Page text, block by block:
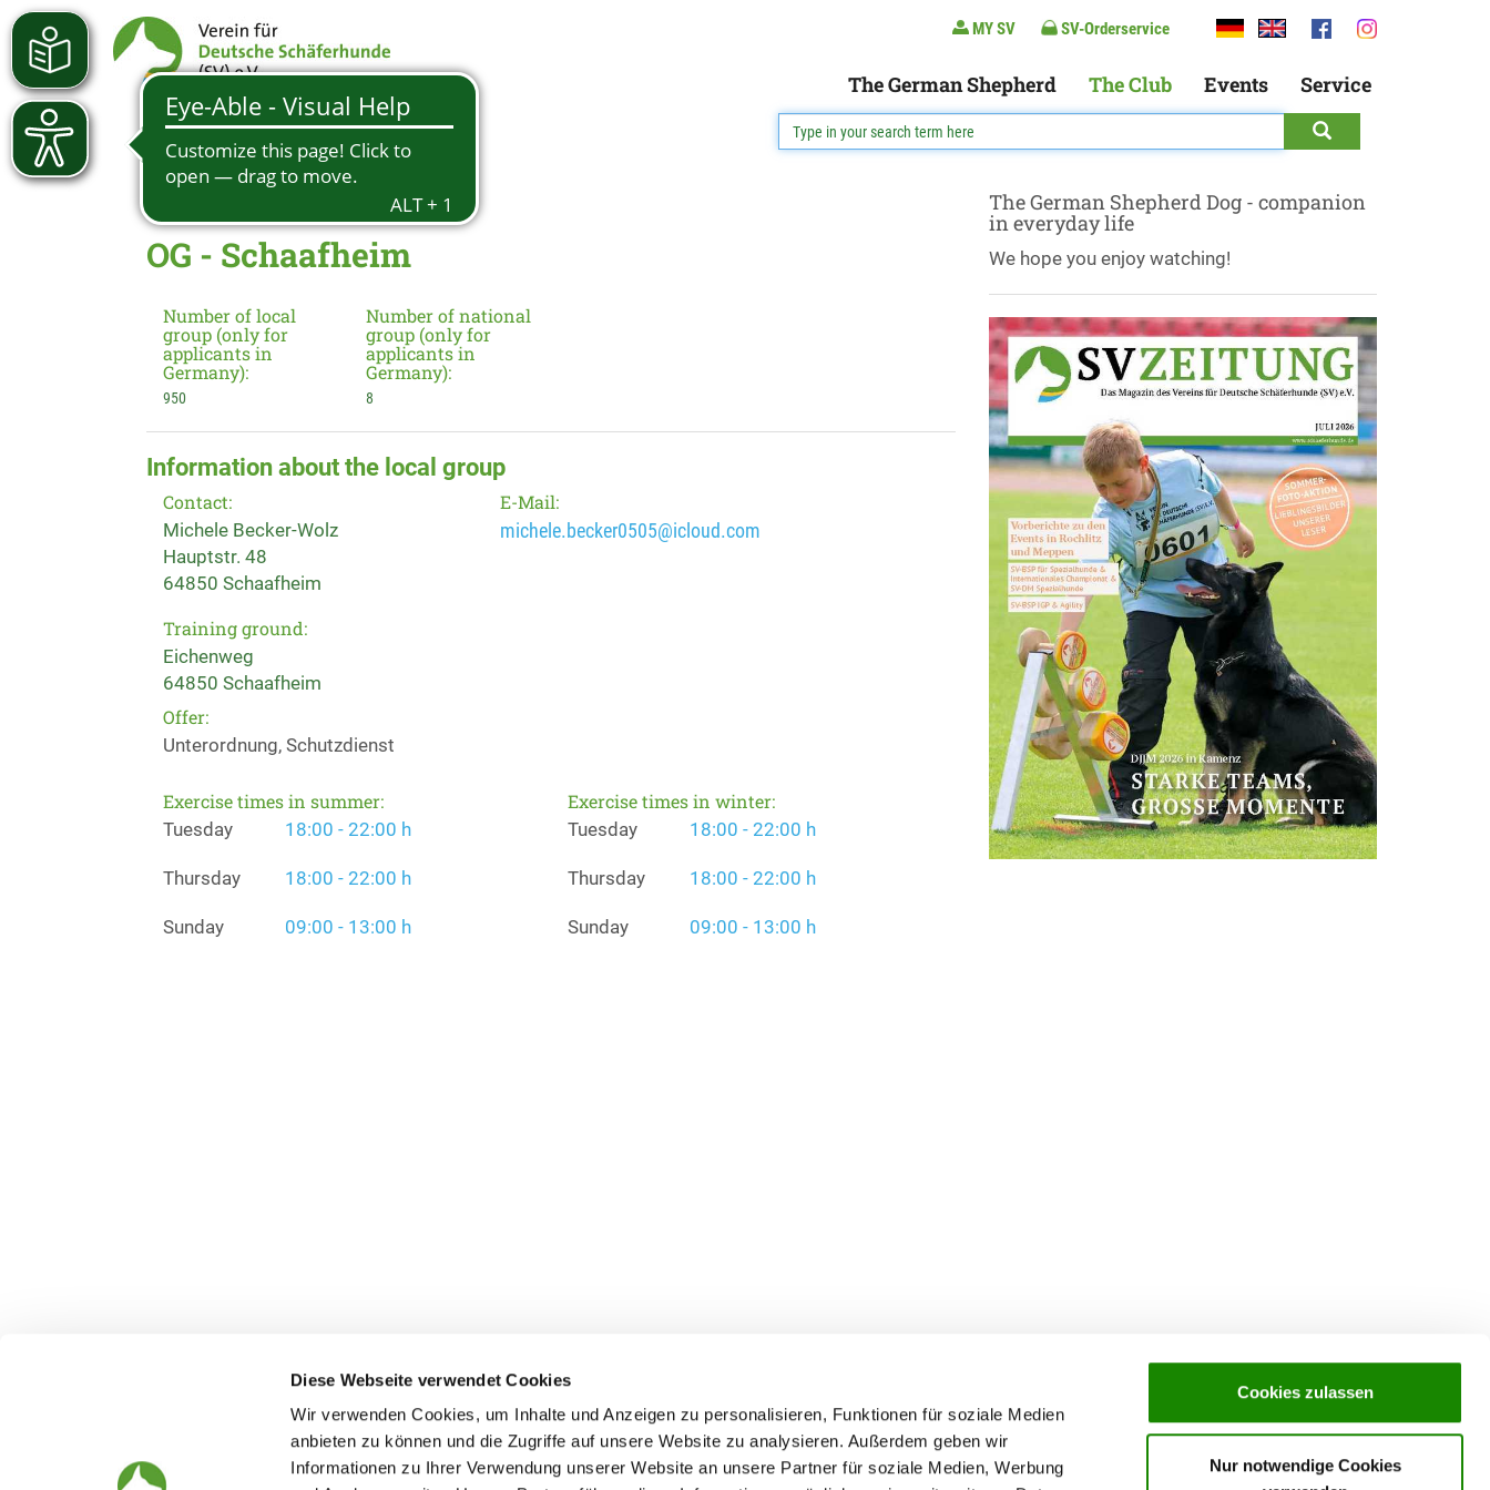
Diese Webseite verwendet Cookies
Wir verwenden Cookies, um Inhalte und Anzeigen zu personalisieren, Funktionen für soziale Medien
anbieten zu können und die Zugriffe auf unsere Website zu analysieren. Außerdem geben wir
Informationen zu Ihrer Verwendung unserer Website an unsere Partner für soziale Medien, Werbung
Cookies zulassen
Nur notwendige Cookies
MY SV SV-Orderservice
The German Shepherd The Club Events Service
OG - Schaafheim
Number of local
group (only for
applicants in
Germany):
950
Number of national
group (only for
applicants in
Germany):
8
Information about the local group
Contact:
Michele Becker-Wolz
Hauptstr. 48
64850 Schaafheim
Training ground:
Eichenweg
64850 Schaafheim
E-Mail:
michele.becker0505@icloud.com
Offer:
Unterordnung, Schutzdienst
Exercise times in summer:
Tuesday 18:00 - 22:00 h
Thursday 18:00 - 22:00 h
Sunday 09:00 - 13:00 h
Exercise times in winter:
Tuesday 18:00 - 22:00 h
Thursday 18:00 - 22:00 h
Sunday 09:00 - 13:00 h
The German Shepherd Dog - companion
in everyday life
We hope you enjoy watching!
The German Shepherd The Club Events Service